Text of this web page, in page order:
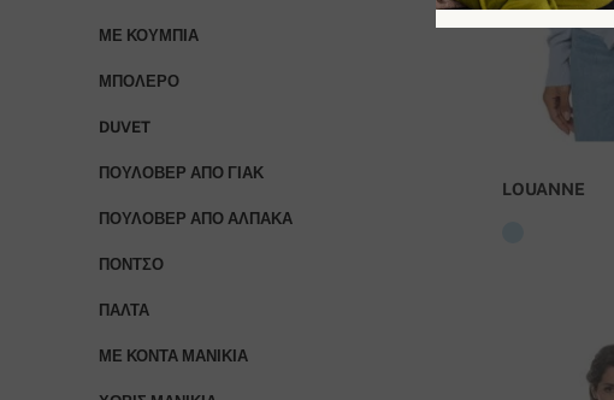
ΜΕ ΚΟΥΜΠΙΆ
ΜΠΟΛΕΡΌ
DUVET
ΠΟΥΛΌΒΕΡ ΑΠΌ ΓΙΑΚ
ΠΟΥΛΌΒΕΡ ΑΠΌ ΑΛΠΑΚΆ
ΠΌΝΤΣΟ
ΠΑΛΤΆ
ΜΕ ΚΟΝΤΆ ΜΑΝΊΚΙΑ
LOUANNE